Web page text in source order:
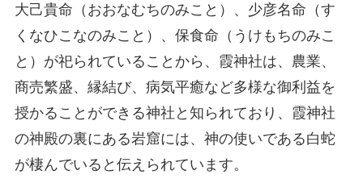
大己貴命（おおなむちのみこと）、少彦名命（す
くなひこなのみこと）、保食命（うけもちのみこ
と）が祀られていることから、霞神社は、農業、
商売繁盛、縁結び、病気平癒など多様な御利益を
授かることができる神社と知られており、霞神社
の神殿の裏にある岩窟には、神の使いである白蛇
が棲んでいると伝えられています。